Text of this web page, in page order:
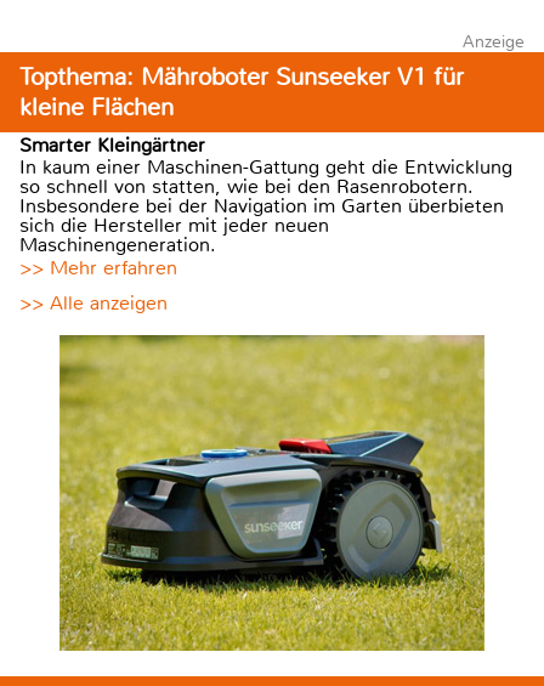
Anzeige
Topthema: Mähroboter Sunseeker V1 für
kleine Flächen
Smarter Kleingärtner
In kaum einer Maschinen-Gattung geht die Entwicklung
so schnell von statten, wie bei den Rasenrobotern.
Insbesondere bei der Navigation im Garten überbieten
sich die Hersteller mit jeder neuen
Maschinengeneration.
>> Mehr erfahren
>> Alle anzeigen